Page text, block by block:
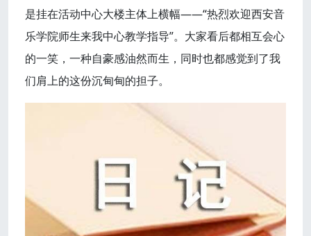
是挂在活动中心大楼主体上横幅——“热烈欢迎西安音
乐学院师生来我中心教学指导”。大家看后都相互会心
的一笑，一种自豪感油然而生，同时也都感觉到了我
们肩上的这份沉甸甸的担子。